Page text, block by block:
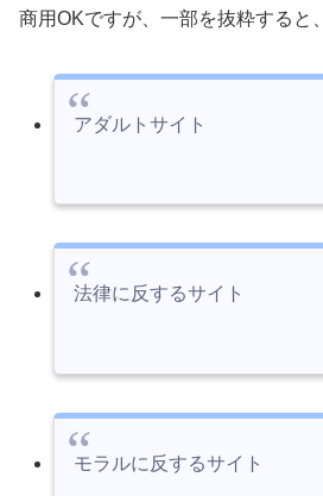
商用OKですが、一部を抜粋すると、
アダルトサイト
法律に反するサイト
モラルに反するサイト